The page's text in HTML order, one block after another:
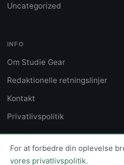
Uncategorized
INFO
Om Studie Gear
Redaktionelle retningslinjer
Kontakt
Privatlivspolitik
For at forbedre din oplevelse
vores privatlivspolitik.